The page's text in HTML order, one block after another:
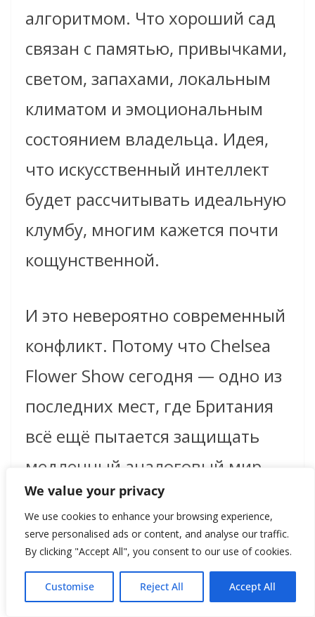
We value your privacy
We use cookies to enhance your browsing experience,
serve personalised ads or content, and analyse our traffic.
By clicking "Accept All", you consent to our use of cookies.
Customise Reject All Accept All
алгоритмом. Что хороший сад
связан с памятью, привычками,
светом, запахами, локальным
климатом и эмоциональным
состоянием владельца. Идея,
что искусственный интеллект
будет рассчитывать идеальную
клумбу, многим кажется почти
кощунственной.
И это невероятно современный
конфликт. Потому что Chelsea
Flower Show сегодня — одно из
последних мест, где Британия
всё ещё пытается защищать
медленный аналоговый мир.
Мир ручной работы, сезонности
и терпения. Ведь садоводство
плохо сочетается с
современной цифровой